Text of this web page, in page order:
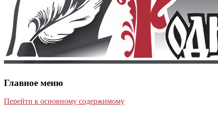
Главное меню
Перейти к основному содержимому